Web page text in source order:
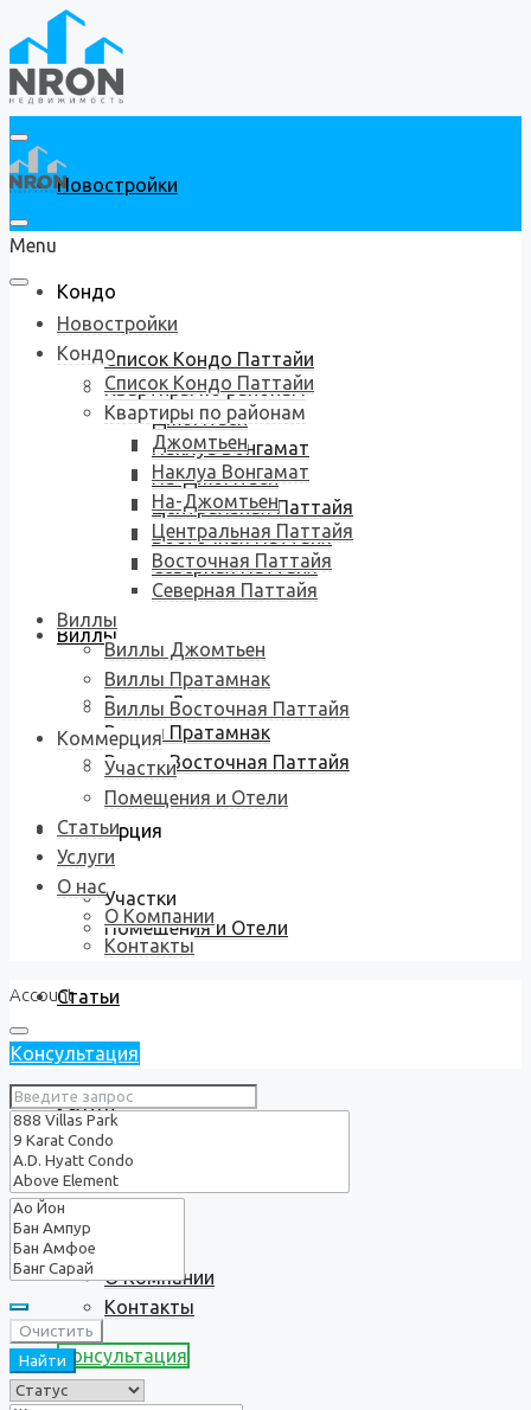
Новостройки
Кондо
Список Кондо Паттайи
Квартиры по районам
Джомтьен
Наклуа Вонгамат
На-Джомтьен
Центральная Паттайя
Восточная Паттайя
Северная Паттайя
Виллы
Виллы Джомтьен
Виллы Пратамнак
Виллы Восточная Паттайя
Коммерция
Участки
Помещения и Отели
Статьи
Услуги
О нас
О Компании
Контакты
Консультация
Menu
Новостройки
Кондо
Список Кондо Паттайи
Квартиры по районам
Джомтьен
Наклуа Вонгамат
На-Джомтьен
Центральная Паттайя
Восточная Паттайя
Северная Паттайя
Виллы
Виллы Джомтьен
Виллы Пратамнак
Виллы Восточная Паттайя
Коммерция
Участки
Помещения и Отели
Статьи
Услуги
О нас
О Компании
Контакты
Account
Консультация
Очистить
Найти